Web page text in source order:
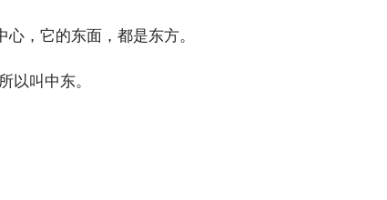
，它的东面，都是东方。
以叫中东。